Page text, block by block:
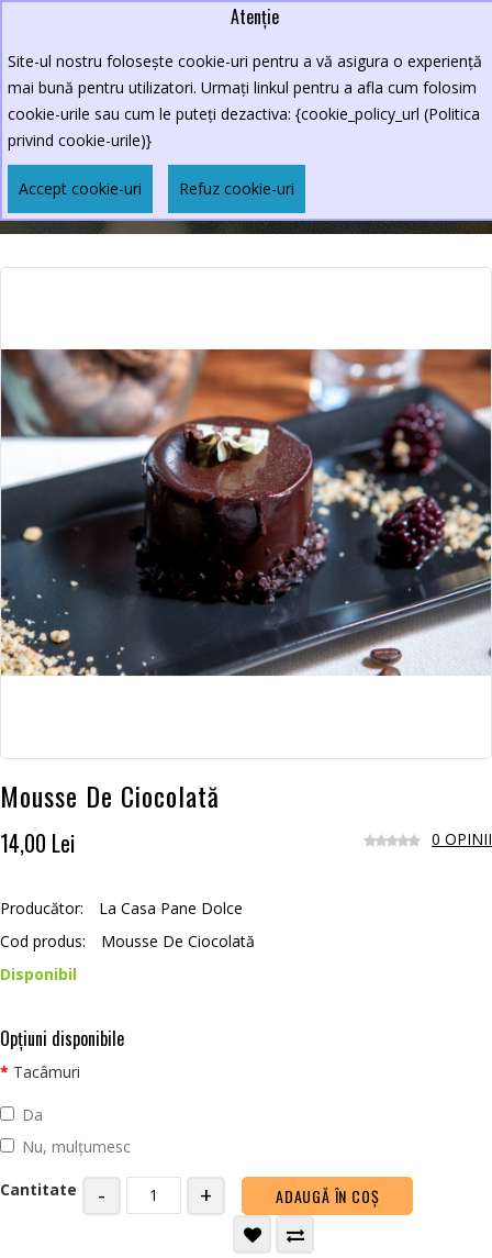
Atenție
Site-ul nostru folosește cookie-uri pentru a vă asigura o experiență
mai bună pentru utilizatori. Urmați linkul pentru a afla cum folosim
cookie-urile sau cum le puteți dezactiva: {cookie_policy_url (Politica
privind cookie-urile)}
Accept cookie-uri Refuz cookie-uri
0264.590213
New Croco
MOUSSE DE CIOCOLATĂ
Mousse De Ciocolată
14,00 Lei 0 OPINII
Producător:
La Casa Pane Dolce
Cod produs:
Mousse De Ciocolată
Disponibil
Opţiuni disponibile
Tacâmuri
Da
Nu, mulțumesc
Cantitate - + ADAUGĂ ÎN COŞ